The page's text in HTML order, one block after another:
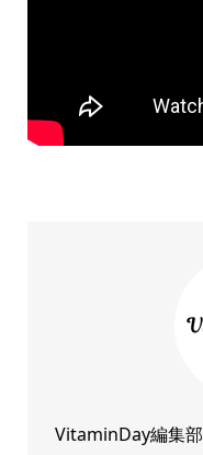
VitaminDay編集部